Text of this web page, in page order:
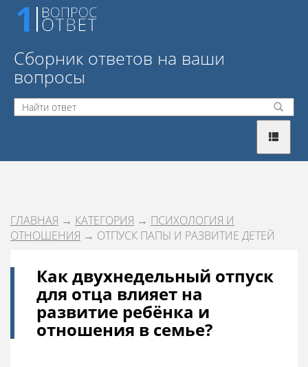
Сборник ответов на ваши
вопросы
ГЛАВНАЯ → КАТЕГОРИЯ → ПСИХОЛОГИЯ И
ОТНОШЕНИЯ → ОТПУСК ПАПЫ И РАЗВИТИЕ ДЕТЕЙ
Как двухнедельный отпуск
для отца влияет на
развитие ребёнка и
отношения в семье?